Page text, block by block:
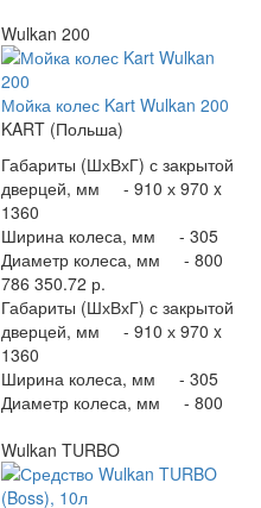
Wulkan 200
Мойка колес Kart Wulkan 200
KART (Польша)
Габариты (ШхВхГ) с закрытой
дверцей, мм - 910 х 970 x
1360
Ширина колеса, мм - 305
Диаметр колеса, мм - 800
786 350.72 р.
Габариты (ШхВхГ) с закрытой
дверцей, мм - 910 х 970 x
1360
Ширина колеса, мм - 305
Диаметр колеса, мм - 800
Wulkan TURBO